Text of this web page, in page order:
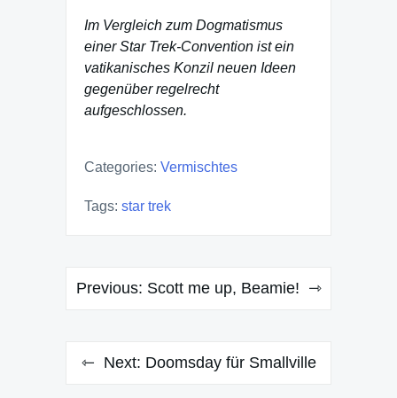
Im Vergleich zum Dogmatismus
einer Star Trek-Convention ist ein
vatikanisches Konzil neuen Ideen
gegenüber regelrecht
aufgeschlossen.
Categories: Vermischtes
Tags: star trek
Post
Previous: Scott me up, Beamie!
Next: Doomsday für Smallville